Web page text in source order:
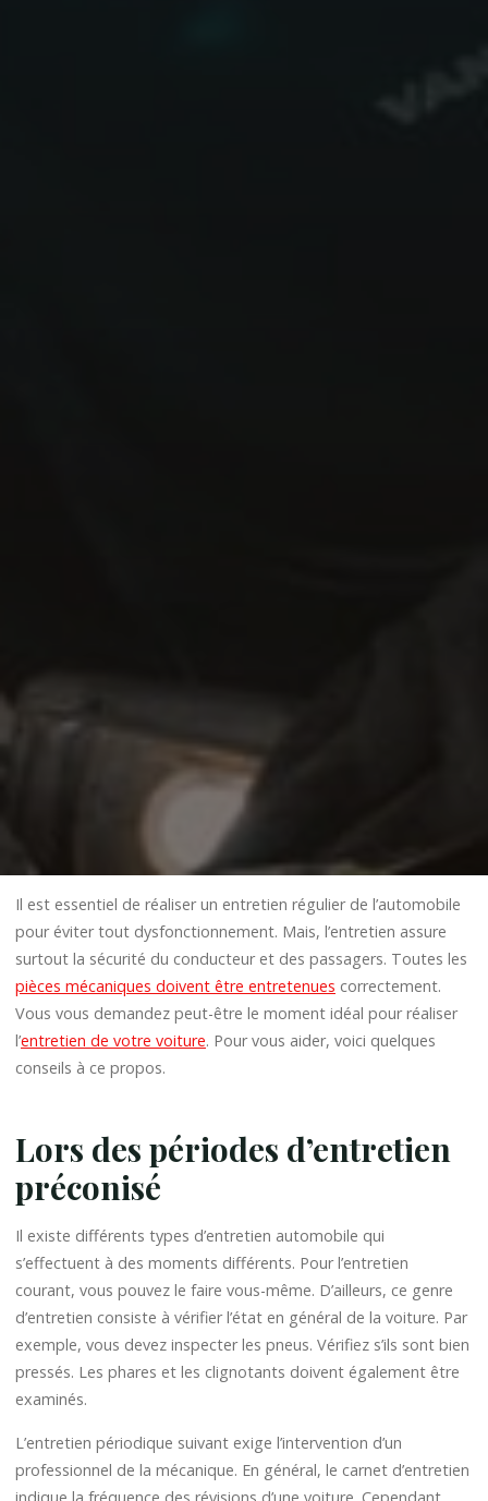
Il est essentiel de réaliser un entretien régulier de l’automobile
pour éviter tout dysfonctionnement. Mais, l’entretien assure
surtout la sécurité du conducteur et des passagers. Toutes les
pièces mécaniques doivent être entretenues correctement.
Vous vous demandez peut-être le moment idéal pour réaliser
l’entretien de votre voiture. Pour vous aider, voici quelques
conseils à ce propos.
Lors des périodes d’entretien
préconisé
Il existe différents types d’entretien automobile qui
s’effectuent à des moments différents. Pour l’entretien
courant, vous pouvez le faire vous-même. D’ailleurs, ce genre
d’entretien consiste à vérifier l’état en général de la voiture. Par
exemple, vous devez inspecter les pneus. Vérifiez s’ils sont bien
pressés. Les phares et les clignotants doivent également être
examinés.
L’entretien périodique suivant exige l’intervention d’un
professionnel de la mécanique. En général, le carnet d’entretien
indique la fréquence des révisions d’une voiture. Cependant,